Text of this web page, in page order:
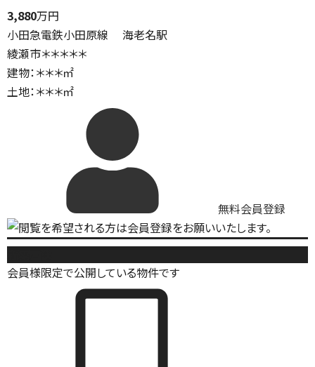
3,880万円
小田急電鉄小田原線 海老名駅
綾瀬市＊＊＊＊＊
建物：＊＊＊㎡
土地：＊＊＊㎡
無料会員登録
会員様限定で公開している物件です